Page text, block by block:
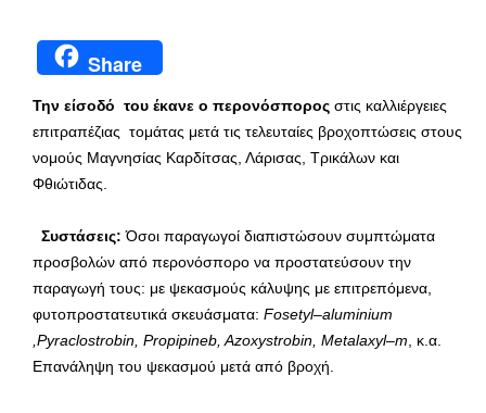
Share
Την είσοδό του έκανε ο περονόσπορος στις καλλιέργειες
επιτραπέζιας τομάτας μετά τις τελευταίες βροχοπτώσεις στους
νομούς Μαγνησίας Καρδίτσας, Λάρισας, Τρικάλων και
Φθιώτιδας.
Συστάσεις:Όσοι παραγωγοί διαπιστώσουν συμπτώματα
προσβολών από περονόσπορο να προστατεύσουν την
παραγωγή τους: με ψεκασμούς κάλυψης με επιτρεπόμενα,
φυτοπροστατευτικά σκευάσματα: Fosetyl–aluminium
,Pyraclostrobin, Propipineb,Azoxystrobin, Metalaxyl–m, κ.α.
Επανάληψη του ψεκασμού μετά από βροχή.